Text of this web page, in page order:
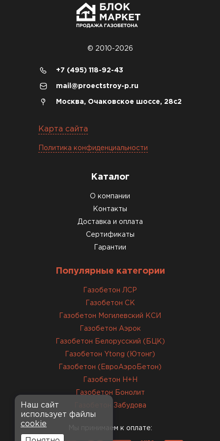
объекте всё проверили брак не обнаружили
Денис Соловьёв
Брали под частный дом. Консультация по делу,
без навязывания. Доставку согласовали под
характеристикам. Строители довольны,
Константин Рябов
Завершали стройку зимой. Блоки пришли в
задачей справились
ОСТАВИТЬ ОТЗЫВ
© 2010-2026
+7 (495) 118-92-43
mail@proectstroy-p.ru
Москва, Очаковское шоссе, 28с2
Карта сайта
Политика конфиденциальности
Каталог
О компании
Контакты
Доставка и оплата
Сертификаты
Гарантии
Популярные категории
Газобетон ЛСР
Газобетон СК
Газобетон Могилевский КСИ
Газобетон Аэрок
Газобетон Белорусский (БЦК)
Газобетон Ytong (Ютонг)
Газобетон (ЕвроАэроБетон)
Газобетон H+H
Газобетон Бонолит
Газобетон Забудова
Мы принимаем к оплате:
Наш сайт
использует файлы
cookie